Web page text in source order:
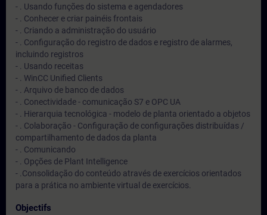
- . Usando funções do sistema e agendadores
- . Conhecer e criar painéis frontais
- . Criando a administração do usuário
- . Configuração do registro de dados e registro de alarmes,
incluindo registros
- . Usando receitas
- . WinCC Unified Clients
- . Arquivo de banco de dados
- . Conectividade - comunicação S7 e OPC UA
- . Hierarquia tecnológica - modelo de planta orientado a objetos
- . Colaboração - Configuração de configurações distribuídas /
compartilhamento de dados da planta
- . Comunicando
- . Opções de Plant Intelligence
- .Consolidação do conteúdo através de exercícios orientados
para a prática no ambiente virtual de exercícios.
Objectifs